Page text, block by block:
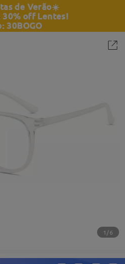
de Verão☀️
30% off Lentes!
30BOGO
1/6